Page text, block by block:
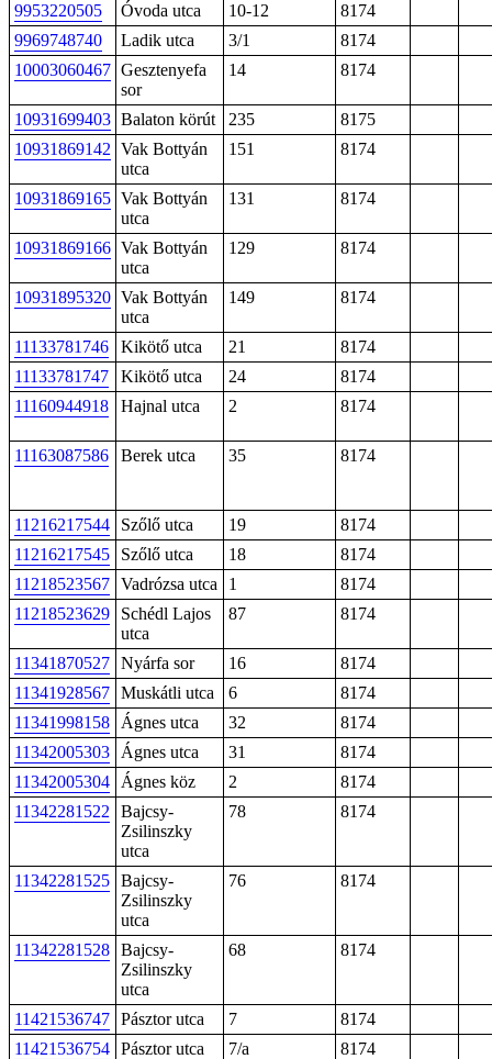
9953220505 Óvoda utca 10-12
8174
9969748740
Ladik utca 3/1
8174
10003060467 Gesztenyefa
sor
14 8174
10931699403 Balaton körút 235
8175
10931869142 Vak Bottyán
utca
151 8174
10931869165 Vak Bottyán
utca
131 8174
10931869166 Vak Bottyán
utca
129 8174
10931895320 Vak Bottyán
utca
149 8174
11133781746 Kikötő utca 21
8174
11133781747
Kikötő utca 24
8174
11160944918
Hajnal utca 2 8174
11163087586 Berek utca 35 8174
11216217544 Szőlő utca 19
8174
11216217545
Szőlő utca 18
8174
11218523567 Vadrózsa utca 1
8174
11218523629
Schédl Lajos
utca
87 8174
11341870527 Nyárfa sor 16
8174
11341928567 Muskátli utca 6
8174
11341998158
Ágnes utca 32
8174
11342005303
Ágnes utca 31
8174
11342005304
Ágnes köz 2
8174
11342281522
Bajcsy-
Zsilinszky
utca
78 8174
11342281525 Bajcsy-
Zsilinszky
utca
76 8174
11342281528 Bajcsy-
Zsilinszky
utca
68 8174
11421536747 Pásztor utca 7
8174
11421536754 Pásztor utca 7/a
8174